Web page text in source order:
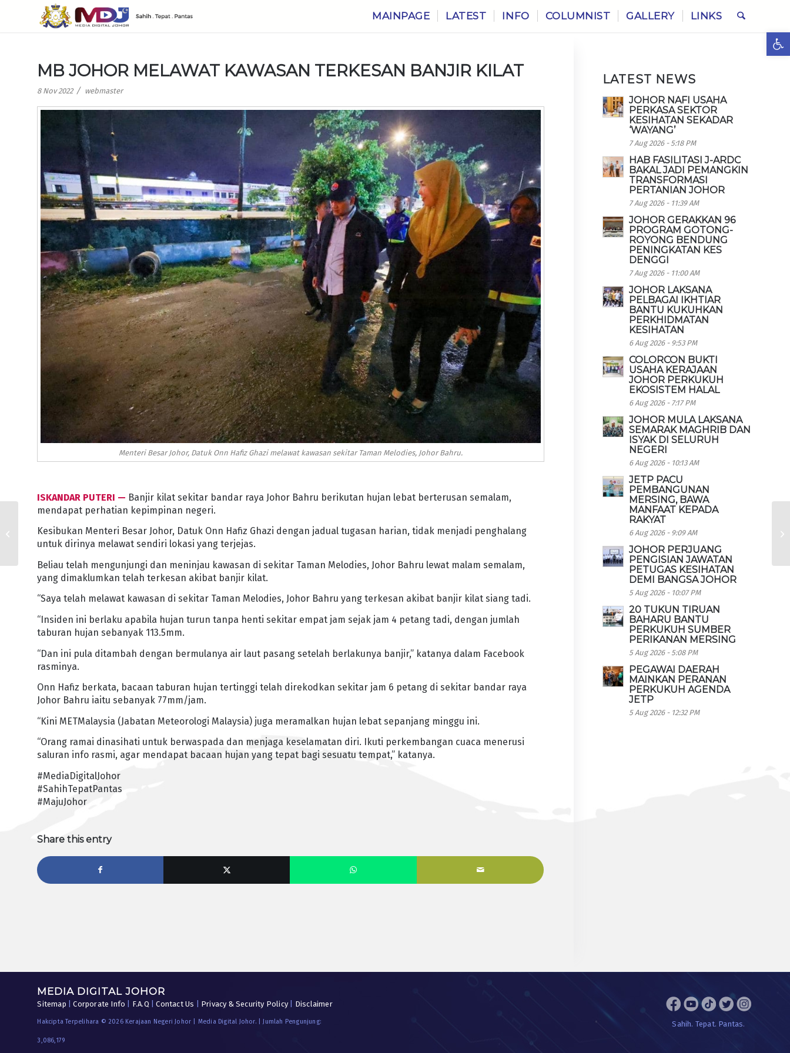
MAINPAGE LATEST INFO COLUMNIST GALLERY LINKS
MB JOHOR MELAWAT KAWASAN TERKESAN BANJIR KILAT
8 Nov 2022 / webmaster
Menteri Besar Johor, Datuk Onn Hafiz Ghazi melawat kawasan sekitar Taman Melodies, Johor Bahru.
ISKANDAR PUTERI — Banjir kilat sekitar bandar raya Johor Bahru berikutan hujan lebat berterusan semalam,
mendapat perhatian kepimpinan negeri.
Kesibukan Menteri Besar Johor, Datuk Onn Hafiz Ghazi dengan jadual tugasan harian, tidak menjadi penghalang
untuk dirinya melawat sendiri lokasi yang terjejas.
Beliau telah mengunjungi dan meninjau kawasan di sekitar Taman Melodies, Johor Bahru lewat malam semalam,
yang dimaklumkan telah terkesan akibat banjir kilat.
“Saya telah melawat kawasan di sekitar Taman Melodies, Johor Bahru yang terkesan akibat banjir kilat siang tadi.
“Insiden ini berlaku apabila hujan turun tanpa henti sekitar empat jam sejak jam 4 petang tadi, dengan jumlah
taburan hujan sebanyak 113.5mm.
“Dan ini pula ditambah dengan bermulanya air laut pasang setelah berlakunya banjir,” katanya dalam Facebook
rasminya.
Onn Hafiz berkata, bacaan taburan hujan tertinggi telah direkodkan sekitar jam 6 petang di sekitar bandar raya
Johor Bahru iaitu sebanyak 77mm/jam.
“Kini METMalaysia (Jabatan Meteorologi Malaysia) juga meramalkan hujan lebat sepanjang minggu ini.
“Orang ramai dinasihati untuk berwaspada dan menjaga keselamatan diri. Ikuti perkembangan cuaca menerusi
saluran info rasmi, agar mendapat bacaan hujan yang tepat bagi sesuatu tempat,” katanya.
#MediaDigitalJohor
#SahihTepatPantas
#MajuJohor
Share this entry
LATEST NEWS
JOHOR NAFI USAHA
PERKASA SEKTOR
KESIHATAN SEKADAR
‘WAYANG’
7 Aug 2026 - 5:18 PM
HAB FASILITASI J-ARDC
BAKAL JADI PEMANGKIN
TRANSFORMASI
PERTANIAN JOHOR
7 Aug 2026 - 11:39 AM
JOHOR GERAKKAN 96
PROGRAM GOTONG-
ROYONG BENDUNG
PENINGKATAN KES
DENGGI
7 Aug 2026 - 11:00 AM
JOHOR LAKSANA
PELBAGAI IKHTIAR
BANTU KUKUHKAN
PERKHIDMATAN
KESIHATAN
6 Aug 2026 - 9:53 PM
COLORCON BUKTI
USAHA KERAJAAN
JOHOR PERKUKUH
EKOSISTEM HALAL
6 Aug 2026 - 7:17 PM
JOHOR MULA LAKSANA
SEMARAK MAGHRIB DAN
ISYAK DI SELURUH
NEGERI
6 Aug 2026 - 10:13 AM
JETP PACU
PEMBANGUNAN
MERSING, BAWA
MANFAAT KEPADA
RAKYAT
6 Aug 2026 - 9:09 AM
JOHOR PERJUANG
PENGISIAN JAWATAN
PETUGAS KESIHATAN
DEMI BANGSA JOHOR
5 Aug 2026 - 10:07 PM
20 TUKUN TIRUAN
BAHARU BANTU
PERKUKUH SUMBER
PERIKANAN MERSING
5 Aug 2026 - 5:08 PM
PEGAWAI DAERAH
MAINKAN PERANAN
PERKUKUH AGENDA
JETP
5 Aug 2026 - 12:32 PM
MEDIA DIGITAL JOHOR
Sitemap |Corporate Info F.A.Q |Contact Us Privacy & Security Policy| Disclaimer
Hakcipta Terpelihara © 2026 Kerajaan Negeri Johor | Media Digital Johor. | Jumlah Pengunjung:
3,086,179
Sahih. Tepat. Pantas.
MUSNAHKAN DUA BOM
LAMA